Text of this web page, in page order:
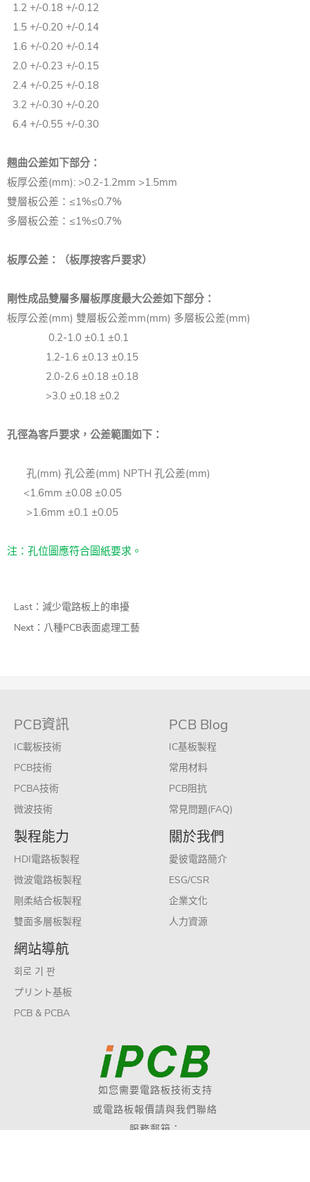
1.2 +/-0.18 +/-0.12
1.5 +/-0.20 +/-0.14
1.6 +/-0.20 +/-0.14
2.0 +/-0.23 +/-0.15
2.4 +/-0.25 +/-0.18
3.2 +/-0.30 +/-0.20
6.4 +/-0.55 +/-0.30
翹曲公差如下部分：
板厚公差(mm): >0.2-1.2mm >1.5mm
雙層板公差：≤1%≤0.7%
多層板公差：≤1%≤0.7%
板厚公差：（板厚按客戶要求）
剛性成品雙層多層板厚度最大公差如下部分：
板厚公差(mm) 雙層板公差mm(mm) 多層板公差(mm)
0.2-1.0 ±0.1 ±0.1
1.2-1.6 ±0.13 ±0.15
2.0-2.6 ±0.18 ±0.18
>3.0 ±0.18 ±0.2
孔徑為客戶要求，公差範圍如下：
孔(mm) 孔公差(mm) NPTH 孔公差(mm)
<1.6mm ±0.08 ±0.05
>1.6mm ±0.1 ±0.05
注：孔位圖應符合圖紙要求。
Last： 減少電路板上的串擾
Next： 八種PCB表面處理工藝
PCB資訊
IC載板技術
PCB技術
PCBA技術
微波技術
PCB Blog
IC基板製程
常用材料
PCB阻抗
常見問題(FAQ)
製程能力
HDI電路板製程
微波電路板製程
剛柔結合板製程
雙面多層板製程
關於我們
愛彼電路簡介
ESG/CSR
企業文化
人力資源
網站導航
회로 기 판
プリント基板
PCB & PCBA
如您需要電路板技術支持
或電路板報價請與我們聯絡
服務郵箱：